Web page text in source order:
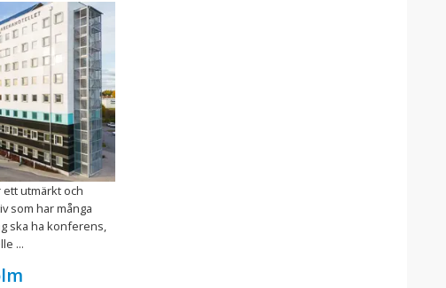
utmärkt och
som har många
ska ha konferens,
...